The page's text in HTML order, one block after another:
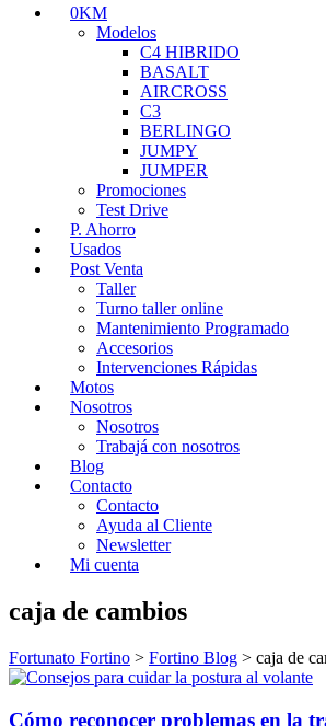
0KM
Modelos
C4 HIBRIDO
BASALT
AIRCROSS
C3
BERLINGO
JUMPY
JUMPER
Promociones
Test Drive
P. Ahorro
Usados
Post Venta
Taller
Turno taller online
Mantenimiento Programado
Accesorios
Intervenciones Rápidas
Motos
Nosotros
Nosotros
Trabajá con nosotros
Blog
Contacto
Contacto
Ayuda al Cliente
Newsletter
Mi cuenta
caja de cambios
Fortunato Fortino > Fortino Blog > caja de
Cómo reconocer problemas en la